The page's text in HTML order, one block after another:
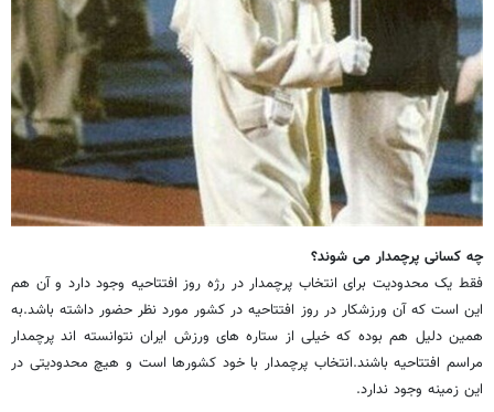
چه کسانی پرچمدار می شوند؟
فقط یک محدودیت برای انتخاب پرچمدار در رژه روز افتتاحیه وجود دارد و آن هم
این است که آن ورزشکار در روز افتتاحیه در کشور مورد نظر حضور داشته باشد.به
همین دلیل هم بوده که خیلی از ستاره های ورزش ایران نتوانسته اند پرچمدار
مراسم افتتاحیه باشند.انتخاب پرچمدار با خود کشورها است و هیچ محدودیتی در
این زمینه وجود ندارد.